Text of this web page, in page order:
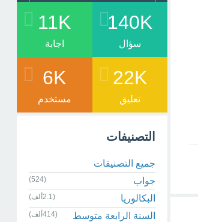
140K
سؤال
11K
اجابة
22K
تعليق
6K
مستخدم
التصنيفات
جميع التصنيفات
جواب
(524)
البكالوريا (2.1ألف)
السنة الرابعة متوسط (414ألف)